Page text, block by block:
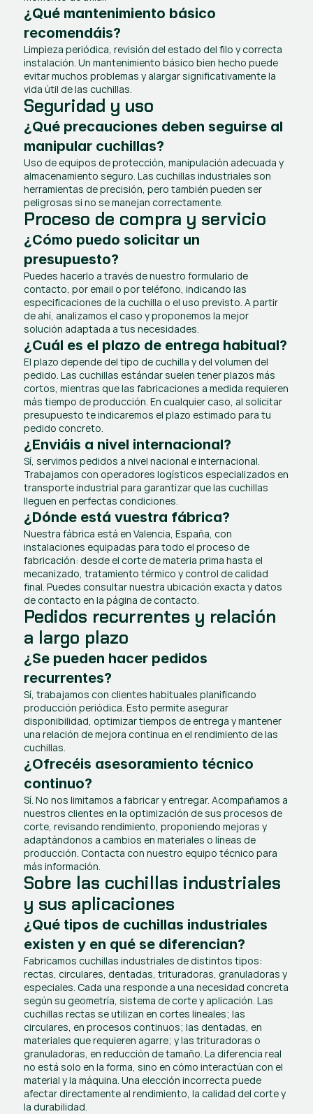
¿Qué mantenimiento básico
recomendáis?
Limpieza periódica, revisión del estado del filo y correcta
instalación. Un mantenimiento básico bien hecho puede
evitar muchos problemas y alargar significativamente la
vida útil de las cuchillas.
Seguridad y uso
¿Qué precauciones deben seguirse al
manipular cuchillas?
Uso de equipos de protección, manipulación adecuada y
almacenamiento seguro. Las cuchillas industriales son
herramientas de precisión, pero también pueden ser
peligrosas si no se manejan correctamente.
Proceso de compra y servicio
¿Cómo puedo solicitar un
presupuesto?
Puedes hacerlo a través de nuestro formulario de
contacto, por email o por teléfono, indicando las
especificaciones de la cuchilla o el uso previsto. A partir
de ahí, analizamos el caso y proponemos la mejor
solución adaptada a tus necesidades.
¿Cuál es el plazo de entrega habitual?
El plazo depende del tipo de cuchilla y del volumen del
pedido. Las cuchillas estándar suelen tener plazos más
cortos, mientras que las fabricaciones a medida requieren
más tiempo de producción. En cualquier caso, al solicitar
presupuesto te indicaremos el plazo estimado para tu
pedido concreto.
¿Enviáis a nivel internacional?
Sí, servimos pedidos a nivel nacional e internacional.
Trabajamos con operadores logísticos especializados en
transporte industrial para garantizar que las cuchillas
lleguen en perfectas condiciones.
¿Dónde está vuestra fábrica?
Nuestra fábrica está en Valencia, España, con
instalaciones equipadas para todo el proceso de
fabricación: desde el corte de materia prima hasta el
mecanizado, tratamiento térmico y control de calidad
final. Puedes consultar nuestra ubicación exacta y datos
de contacto en la página de contacto.
Pedidos recurrentes y relación
a largo plazo
¿Se pueden hacer pedidos
recurrentes?
Sí, trabajamos con clientes habituales planificando
producción periódica. Esto permite asegurar
disponibilidad, optimizar tiempos de entrega y mantener
una relación de mejora continua en el rendimiento de las
cuchillas.
¿Ofrecéis asesoramiento técnico
continuo?
Sí. No nos limitamos a fabricar y entregar. Acompañamos a
nuestros clientes en la optimización de sus procesos de
corte, revisando rendimiento, proponiendo mejoras y
adaptándonos a cambios en materiales o líneas de
producción. Contacta con nuestro equipo técnico para
más información.
Sobre las cuchillas industriales
y sus aplicaciones
¿Qué tipos de cuchillas industriales
existen y en qué se diferencian?
Fabricamos cuchillas industriales de distintos tipos:
rectas, circulares, dentadas, trituradoras, granuladoras y
especiales. Cada una responde a una necesidad concreta
según su geometría, sistema de corte y aplicación. Las
cuchillas rectas se utilizan en cortes lineales; las
circulares, en procesos continuos; las dentadas, en
materiales que requieren agarre; y las trituradoras o
granuladoras, en reducción de tamaño. La diferencia real
no está solo en la forma, sino en cómo interactúan con el
material y la máquina. Una elección incorrecta puede
afectar directamente al rendimiento, la calidad del corte y
la durabilidad.